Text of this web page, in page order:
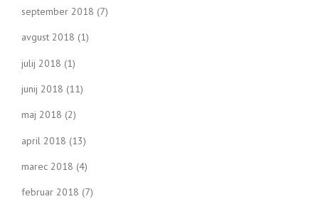
september 2018 (7)
avgust 2018 (1)
julij 2018 (1)
junij 2018 (11)
maj 2018 (2)
april 2018 (13)
marec 2018 (4)
februar 2018 (7)